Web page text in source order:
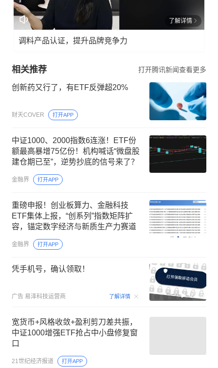
了解详情
调料产品认证，提升品牌竞争力
相关推荐 打开腾讯新闻查看更多
创新药又行了，有ETF反弹超20%
财天COVER 打开APP
中证1000、2000指数6连涨！ETF份
额最高暴增75亿份！机构喊话“微盘股
建仓期已至”，逆势抄底的信号来了？
金融界 打开APP
重磅申报！创业板算力、金融科技
ETF集体上报，“创系列”指数矩阵扩
容，锚定数字经济与新质生产力赛道
金融界 打开APP
凭手机号，确认领取！
广告 易泽科技运营商 了解详情 00:15
宽货币+风格收敛+盈利剪刀差共振，
中证1000增强ETF抢占中小盘修复窗
口
21世纪经济报道 打开APP